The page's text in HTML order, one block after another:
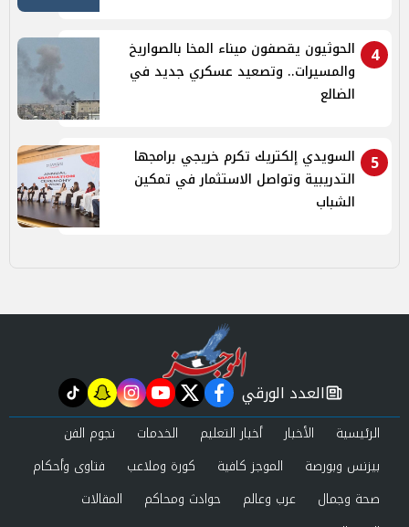
4
الحوثيون يقصفون ميناء المخا بالصواريخ
والمسيرات.. وتصعيد عسكري جديد في
الضالع
5
السويدي إلكتريك تكرم خريجي برامجها
التدريبية وتواصل الاستثمار في تمكين
الشباب
newspaper
العدد الورقي facebook
twitter
youtube
instagram
snapchat
tiktok
الرئيسية الأخبار أخبار التعليم الخدمات
نجوم الفن
بيزنس وبورصة
الموجز كافية كورة وملاعب
فتاوى وأحكام
صحة وجمال
عرب وعالم حوادث ومحاكم
المقالات